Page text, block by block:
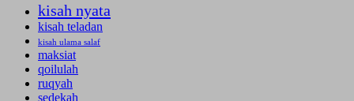
kisah nyata
kisah teladan
kisah ulama salaf
maksiat
qoilulah
ruqyah
sedekah